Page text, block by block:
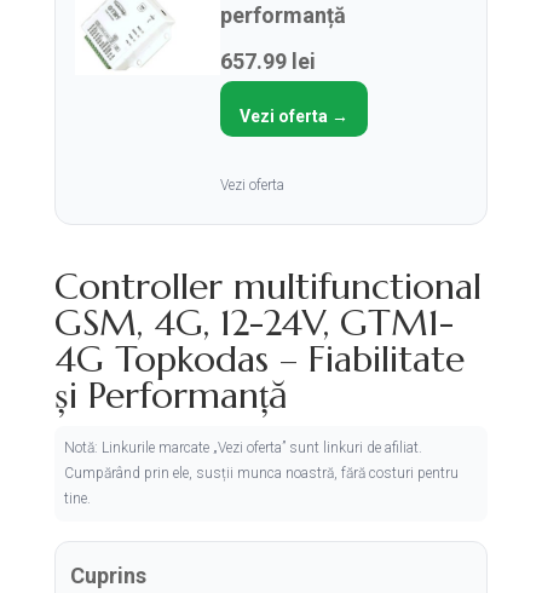
performanță
657.99 lei
Vezi oferta →
Vezi oferta
Controller multifunctional
GSM, 4G, 12-24V, GTM1-
4G Topkodas – Fiabilitate
și Performanță
Notă: Linkurile marcate „Vezi oferta” sunt linkuri de afiliat.
Cumpărând prin ele, susții munca noastră, fără costuri pentru
tine.
Cuprins